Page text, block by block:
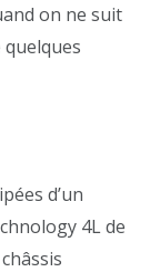
on ne suit
d’un
4L de